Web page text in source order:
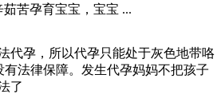
苦孕育宝宝，宝宝 ...
代孕，所以代孕只能处于灰色地带咯
法律保障。发生代孕妈妈不把孩子
了